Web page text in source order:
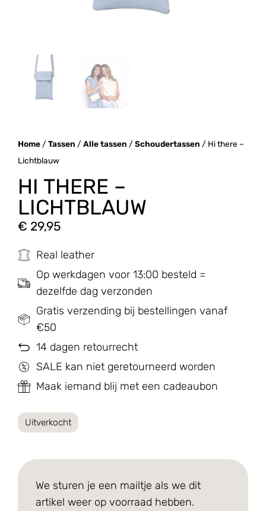
Home / Tassen / Alle tassen / Schoudertassen / Hi there –
Lichtblauw
HI THERE –
LICHTBLAUW
€ 29,95
Real leather
Op werkdagen voor 13:00 besteld =
dezelfde dag verzonden
Gratis verzending bij bestellingen vanaf
€50
14 dagen retourrecht
SALE kan niet geretourneerd worden
Maak iemand blij met een cadeaubon
Uitverkocht
We sturen je een mailtje als we dit
artikel weer op voorraad hebben.